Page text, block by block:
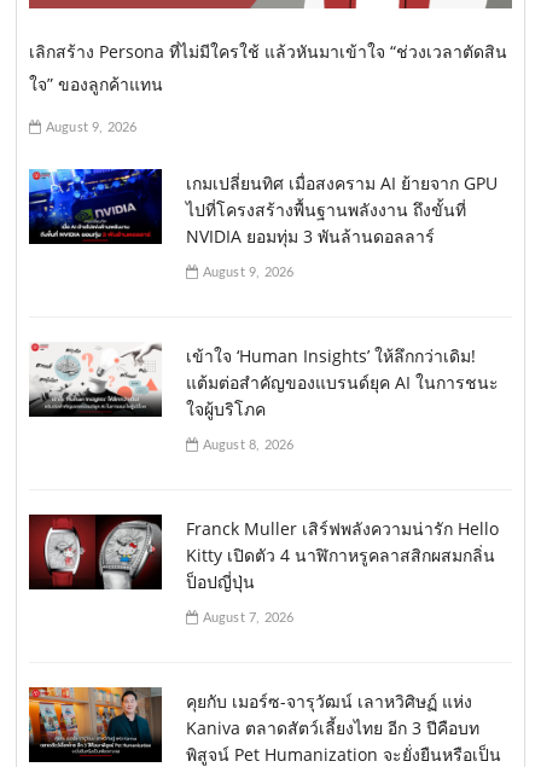
เลิกสร้าง Persona ที่ไม่มีใครใช้ แล้วหันมาเข้าใจ “ช่วงเวลาตัดสิน
ใจ” ของลูกค้าแทน
August 9, 2026
เกมเปลี่ยนทิศ เมื่อสงคราม AI ย้ายจาก GPU
ไปที่โครงสร้างพื้นฐานพลังงาน ถึงขั้นที่
NVIDIA ยอมทุ่ม 3 พันล้านดอลลาร์
August 9, 2026
เข้าใจ ‘Human Insights’ ให้ลึกกว่าเดิม!
แต้มต่อสำคัญของแบรนด์ยุค AI ในการชนะ
ใจผู้บริโภค
August 8, 2026
Franck Muller เสิร์ฟพลังความน่ารัก Hello
Kitty เปิดตัว 4 นาฬิกาหรูคลาสสิกผสมกลิ่น
ป็อปญี่ปุ่น
August 7, 2026
คุยกับ เมอร์ซ-จารุวัฒน์ เลาหวิศิษฏ์ แห่ง
Kaniva ตลาดสัตว์เลี้ยงไทย อีก 3 ปีคือบท
พิสูจน์ Pet Humanization จะยั่งยืนหรือเป็น